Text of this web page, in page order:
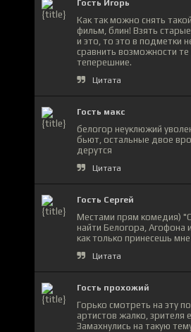
Гость Игорь
Как так можно снять
фильм, блин! Взять старые
и это, то это в подметки
сравнить возможности
теперешние.
Цитата
Гость макс
белогор неуклюжий
бьют, остальные двое
дерутся
Цитата
Гость Сергей
Местами прям комедия)
найти Белогора, Агофона
как только принесешь
Цитата
Гость прохожий
Горько смотреть на эту
артистов жалко, зрителя
Замахнулись на такую